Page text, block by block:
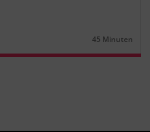
Dauer:
45 Minuten